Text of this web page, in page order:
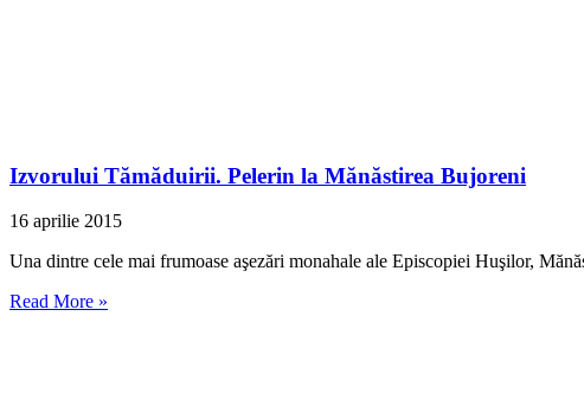
Izvorului Tămăduirii. Pelerin la Mănăstirea Bujoreni
16 aprilie 2015
Una dintre cele mai frumoase aşezări monahale ale Episcopiei Huşilor,
Read More »